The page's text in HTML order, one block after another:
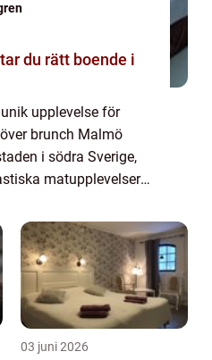
upplevelse för
brunch Malmö
i södra Sverige,
matupplevelser
som
03 juni 2026